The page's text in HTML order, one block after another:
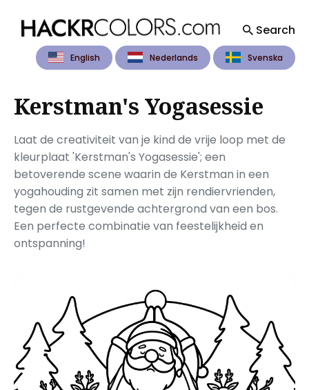
Search
English Nederlands Svenska
Search
Blog
Kerstman's Yogasessie
Laat de creativiteit van je kind de vrije loop met de
kleurplaat 'Kerstman's Yogasessie'; een
betoverende scene waarin de Kerstman in een
yogahouding zit samen met zijn rendiervrienden,
tegen de rustgevende achtergrond van een bos.
Een perfecte combinatie van feestelijkheid en
ontspanning!